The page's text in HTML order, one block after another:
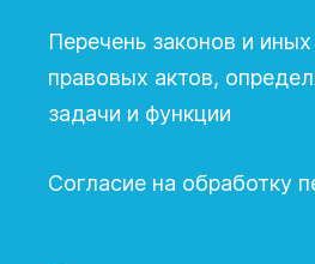
Перечень законов и
правовых актов,
задачи и функции
Согласие на обработку